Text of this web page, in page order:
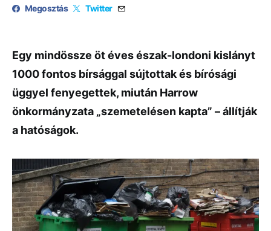
Megosztás Twitter
Egy mindössze öt éves észak-londoni kislányt
1000 fontos bírsággal sújtottak és bírósági
üggyel fenyegettek, miután Harrow
önkormányzata „szemetelésen kapta” – állítják
a hatóságok.